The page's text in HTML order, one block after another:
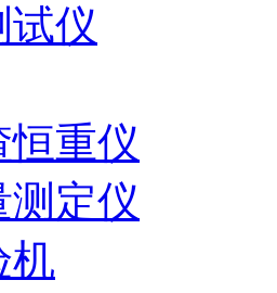
试仪
重仪
测定仪
机